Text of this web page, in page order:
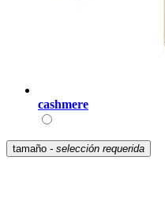
cashmere
tamaño - selección requerida